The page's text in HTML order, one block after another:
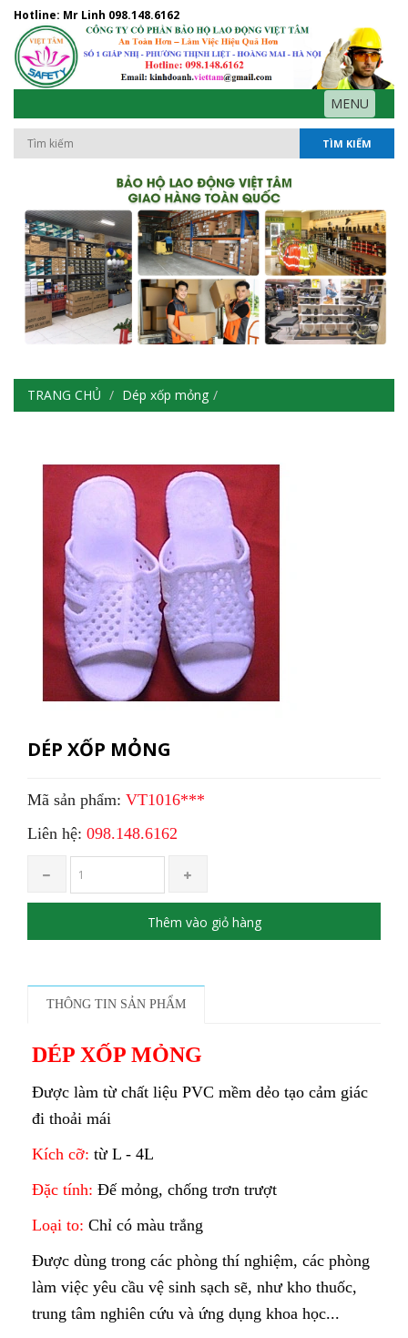
Hotline: Mr Linh 098.148.6162
MENU
TÌM KIẾM
TRANG CHỦ Dép xốp mỏng
DÉP XỐP MỎNG
Mã sản phẩm: VT1016***
Liên hệ: 098.148.6162
Thêm vào giỏ hàng
THÔNG TIN SẢN PHẨM
DÉP XỐP MỎNG
Được làm từ chất liệu PVC mềm dẻo tạo cảm giác
đi thoải mái
Kích cỡ: từ L - 4L
Đặc tính: Đế mỏng, chống trơn trượt
Loại to: Chỉ có màu trắng
Được dùng trong các phòng thí nghiệm, các phòng
làm việc yêu cầu vệ sinh sạch sẽ, như kho thuốc,
trung tâm nghiên cứu và ứng dụng khoa học...